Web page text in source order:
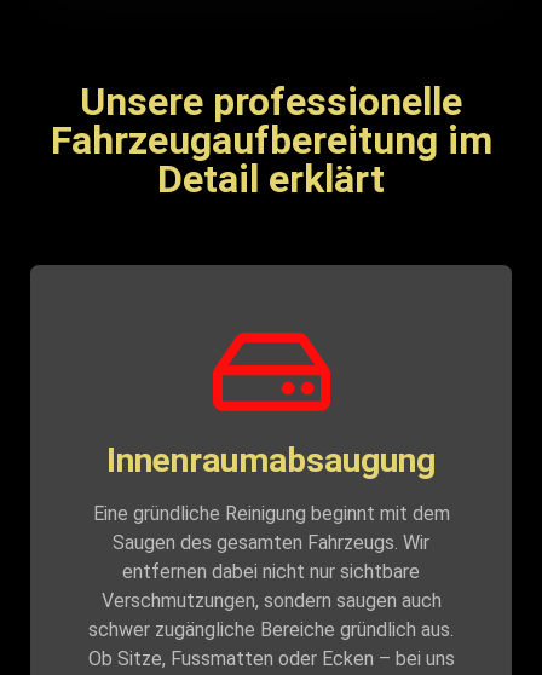
Unsere professionelle
Fahrzeugaufbereitung im
Detail erklärt
Innenraumabsaugung
Eine gründliche Reinigung beginnt mit dem
Saugen des gesamten Fahrzeugs. Wir
entfernen dabei nicht nur sichtbare
Verschmutzungen, sondern saugen auch
schwer zugängliche Bereiche gründlich aus.
Ob Sitze, Fussmatten oder Ecken – bei uns